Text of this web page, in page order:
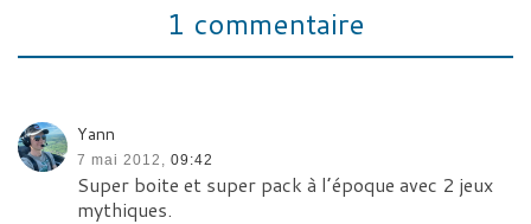
1 commentaire
Yann
7 mai 2012, 09:42
Super boite et super pack à l’époque avec 2 jeux
mythiques.